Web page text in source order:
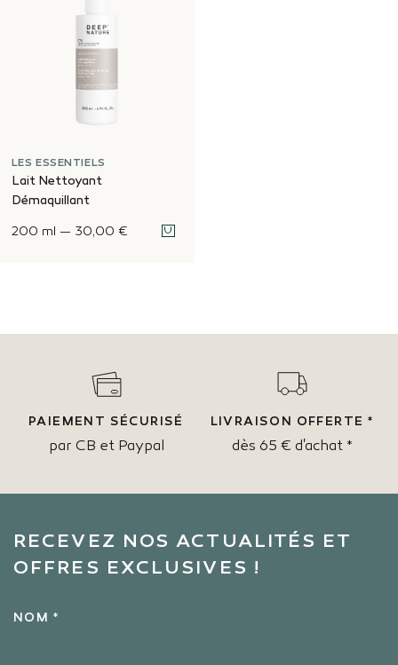
LES ESSENTIELS
Lait Nettoyant
Démaquillant
200 ml — 30,00 €
PAIEMENT SÉCURISÉ
par CB et Paypal
LIVRAISON OFFERTE *
dès 65 € d'achat *
RECEVEZ NOS ACTUALITÉS ET
OFFRES EXCLUSIVES !
NOM *